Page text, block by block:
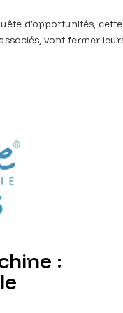
d’opportunités, cette
vont fermer
: